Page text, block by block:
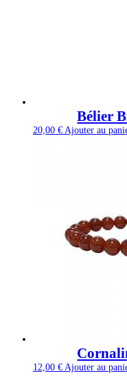
Bélier
20,00 € Ajouter au
12,00 € Ajouter au